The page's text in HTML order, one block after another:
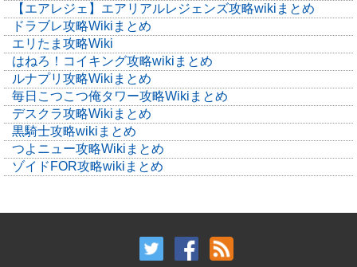
【エアレジェ】エアリアルレジェンズ攻略wikiまとめ
ドラブレ攻略Wikiまとめ
エリたま攻略Wiki
はねろ！コイキング攻略wikiまとめ
ルナプリ攻略Wikiまとめ
毎日こつこつ俺タワー攻略Wikiまとめ
デスクラ攻略Wikiまとめ
黒騎士攻略wikiまとめ
つよニュー攻略Wikiまとめ
ゾイドFOR攻略wikiまとめ